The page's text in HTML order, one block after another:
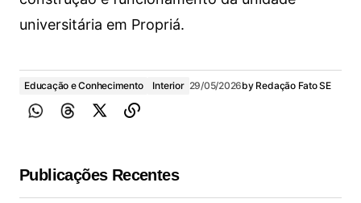
universitária em Propriá.
Educação e Conhecimento Interior 29/05/2026by Redação Fato SE
Publicações Recentes